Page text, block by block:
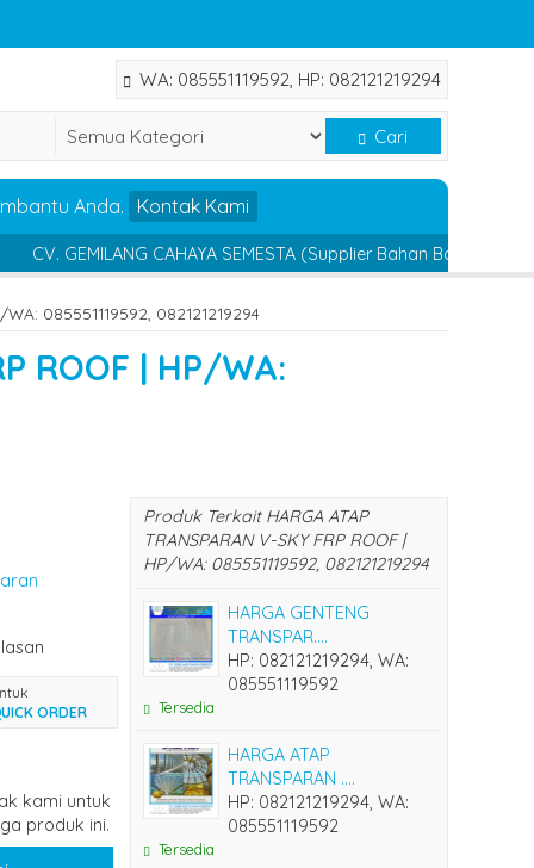
WA: 085551119592, HP: 082121219294
Cari
Anda. Kontak Kami
GEMILANG CAHAYA SEMESTA (Supplier Bahan Bangunan &
WA: 085551119592, 082121219294
ROOF | HP/WA:
ORDER
kami untuk
produk ini.
Produk Terkait HARGA ATAP
TRANSPARAN V-SKY FRP ROOF |
HP/WA: 085551119592, 082121219294
HARGA GENTENG
TRANSPAR....
HP: 082121219294, WA:
085551119592
Tersedia
HARGA ATAP
TRANSPARAN ....
HP: 082121219294, WA:
085551119592
Tersedia